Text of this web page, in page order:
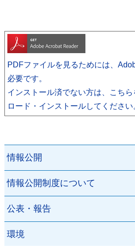
PDFファイルを見るためには、
必要です。
インストール済でない方は、こち
ロード・インストールしてください
情報公開
情報公開制度について
公表・報告
環境